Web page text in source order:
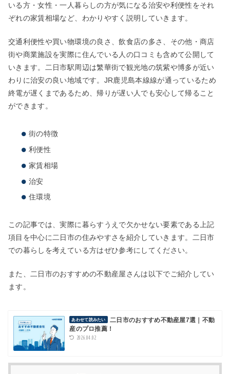
いる方・女性・一人暮らしの方が気になる治安や利便性をそれ
ぞれの家賃相場など、わかりやすく説明していきます。
交通利便性や買い物環境の良さ、飲食店の多さ、その他・商店
街や商業施設を実際に住んでいる人の口コミも含めて公開して
いきます。二日市駅周辺は繁華街で観光地の筑紫や博多が近い
わりに治安の良い地域です。 JR鹿児島本線線が通っているため
終電が遅くまであるため、帰りが遅い人でも安心して帰ること
ができます。
街の特徴
利便性
家賃相場
治安
住環境
この記事では、実際に暮らすうえで欠かせない要素である上記
項目を中心に二日市の住みやすさを紹介していきます。二日市
での暮らしを考えている方はぜひ参考にしてください。
また、二日市のおすすめの不動産屋さんは以下でご紹介してい
ます。
あわせて読みたい
二日市のおすすめ不動産屋7選｜不動
産のプロ推薦！
2026.04.02